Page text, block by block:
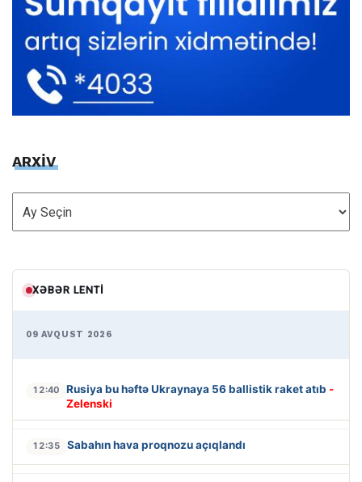
ARXİV
ARXİV
XƏBƏR LENTI
09 AVQUST 2026
12:40 Rusiya bu həftə Ukraynaya 56 ballistik raket atıb -
Zelenski
12:35 Sabahın hava proqnozu açıqlandı